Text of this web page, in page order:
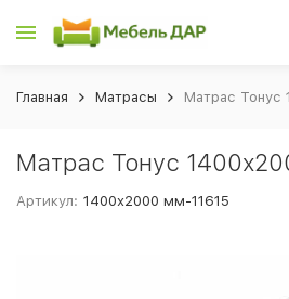
Главная Матрасы Матрас Тонус
Матрас Тонус
Артикул: 1400х2000 мм-11615